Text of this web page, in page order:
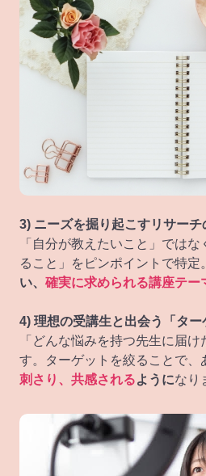
3) ニーズを掘り起こすリサーチ
「自分が教えたいこと」では
ること」をピンポイントで特定。
い、 確実に求められる講座テー
4) 理想の受講生と出会う「ター
「どんな悩みを持つ先生に届
す。ターゲットを絞ることで、
刺さり、共感されるようになり